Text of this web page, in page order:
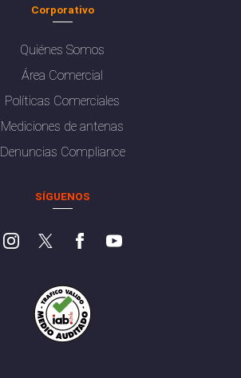
Corporativo
Quiénes Somos
Área Comercial
Políticas Comerciales
Mediciones de antenas
Denuncias Compliance
SÍGUENOS